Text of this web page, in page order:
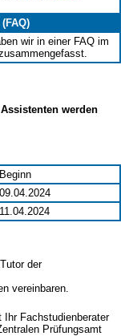
wir in einer FAQ im
werden
Beginn
09.04.2024
11.04.2024
der
vereinbaren.
Ihr Fachstudienberater
Prüfungsamt